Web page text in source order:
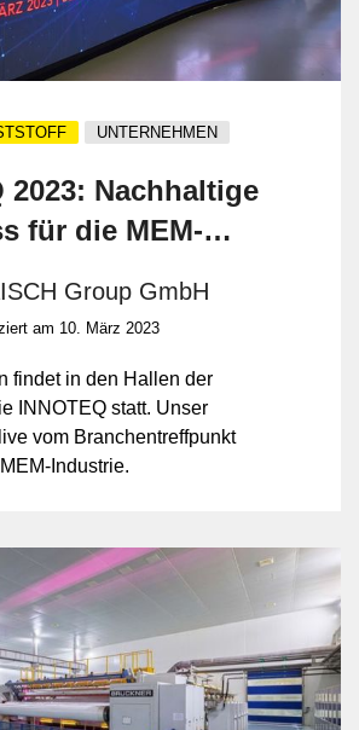
UNTERNEHMEN
2023: Nachhaltige
für die MEM-
Group GmbH
am 10. März 2023
findet in den Hallen der
INNOTEQ statt. Unser
vom Branchentreffpunkt
Industrie.